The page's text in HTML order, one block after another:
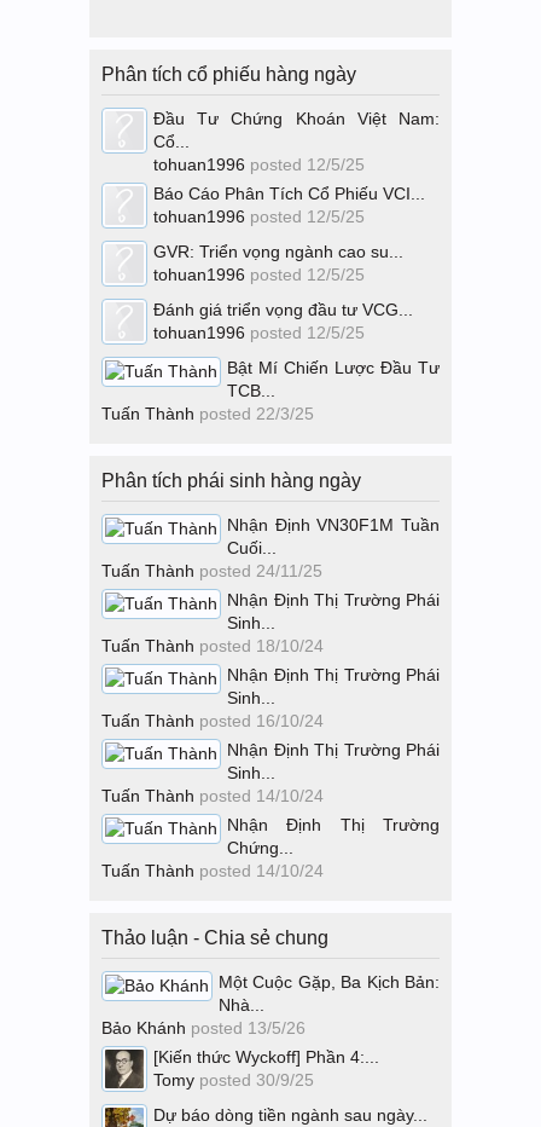
Phân tích cổ phiếu hàng ngày
Đầu Tư Chứng Khoán Việt Nam:
Cổ...
tohuan1996 posted 12/5/25
Báo Cáo Phân Tích Cổ Phiếu VCI...
tohuan1996 posted 12/5/25
GVR: Triển vọng ngành cao su...
tohuan1996 posted 12/5/25
Đánh giá triển vọng đầu tư VCG...
tohuan1996 posted 12/5/25
Bật Mí Chiến Lược Đầu Tư
TCB...
Tuấn Thành posted 22/3/25
Phân tích phái sinh hàng ngày
Nhận Định VN30F1M Tuần
Cuối...
Tuấn Thành posted 24/11/25
Nhận Định Thị Trường Phái
Sinh...
Tuấn Thành posted 18/10/24
Nhận Định Thị Trường Phái
Sinh...
Tuấn Thành posted 16/10/24
Nhận Định Thị Trường Phái
Sinh...
Tuấn Thành posted 14/10/24
Nhận Định Thị Trường
Chứng...
Tuấn Thành posted 14/10/24
Thảo luận - Chia sẻ chung
Một Cuộc Gặp, Ba Kịch Bản:
Nhà...
Bảo Khánh posted 13/5/26
[Kiến thức Wyckoff] Phần 4:...
Tomy posted 30/9/25
Dự báo dòng tiền ngành sau ngày...